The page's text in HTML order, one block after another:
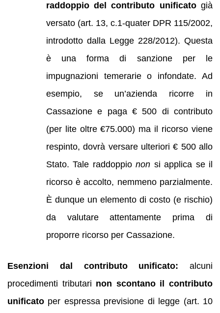
raddoppio del contributo unificatogià
versato (art. 13, c.1-quater DPR 115/2002,
introdotto dalla Legge 228/2012). Questa
è una forma di sanzione per le
impugnazioni temerarie o infondate. Ad
esempio, se un’azienda ricorre in
Cassazione e paga € 500 di contributo
(per lite oltre €75.000) ma il ricorso viene
respinto, dovrà versare ulteriori € 500 allo
Stato. Tale raddoppionon si applica se il
ricorso è accolto, nemmeno parzialmente.
È dunque un elemento di costo (e rischio)
da valutare attentamente prima di
proporre ricorso per Cassazione.
Esenzioni dal contributo unificato: alcuni
procedimenti tributari non scontano il contributo
unificato per espressa previsione di legge (art. 10